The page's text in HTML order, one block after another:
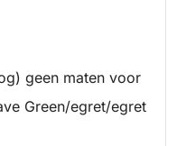
geen maten voor
Green/egret/egret